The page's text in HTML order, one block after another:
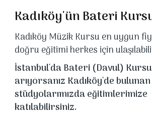
Kadıköy'ün Bateri
Kadıköy Müzik Kursu en uygun
doğru eğitimi herkes için
İstanbul'da Bateri (Davul) Kursu
arıyorsanız Kadıköy'de
stüdyolarımızda eğitimlerimize
katılabilirsiniz.